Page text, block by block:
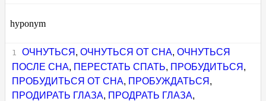
hyponym
ОЧНУТЬСЯ , ОЧНУТЬСЯ ОТ СНА, ОЧНУТЬСЯ
ПОСЛЕ СНА, ПЕРЕСТАТЬ СПАТЬ, ПРОБУДИТЬСЯ ,
ПРОБУДИТЬСЯ ОТ СНА, ПРОБУЖДАТЬСЯ ,
ПРОДИРАТЬ ГЛАЗА, ПРОДРАТЬ ГЛАЗА,